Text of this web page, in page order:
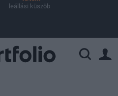
leállási küszöb